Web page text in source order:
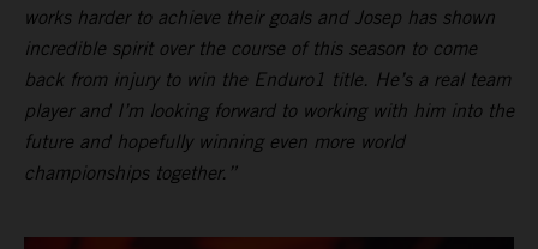
works harder to achieve their goals and Josep has shown
incredible spirit over the course of this season to come
back from injury to win the Enduro1 title. He’s a real team
player and I’m looking forward to working with him into the
future and hopefully winning even more world
championships together.”